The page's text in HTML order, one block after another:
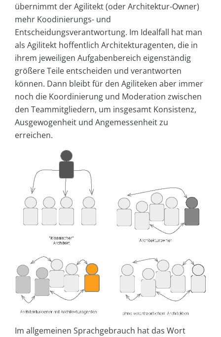
übernimmt der Agilitekt (oder Architektur-Owner)
mehr Koodinierungs- und
Entscheidungsverantwortung. Im Idealfall hat man
als Agilitekt hoffentlich Architekturagenten, die in
ihrem jeweiligen Aufgabenbereich eigenständig
größere Teile entscheiden und verantworten
können. Dann bleibt für den Agiliteken aber immer
noch die Koordinierung und Moderation zwischen
den Teammitgliedern, um insgesamt Konsistenz,
Ausgewogenheit und Angemessenheit zu
erreichen.
Im allgemeinen Sprachgebrauch hat das Wort